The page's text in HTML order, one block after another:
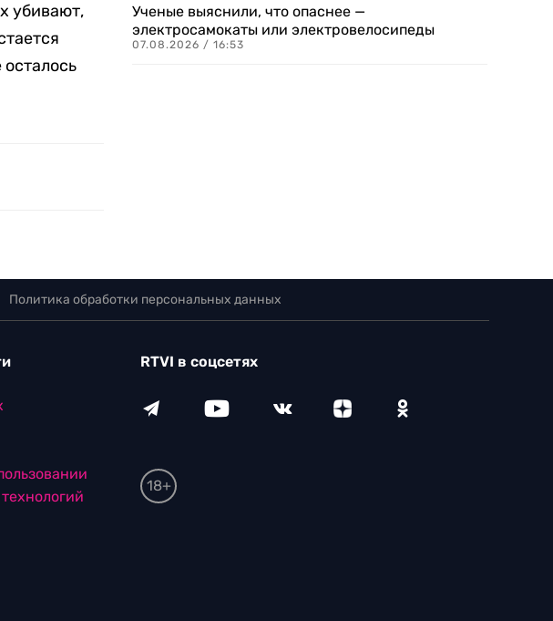
убивают,
Ученые выяснили, что опаснее —
электросамокаты или электровелосипеды
07.08.2026 / 16:53
Политика обработки персональных данных
RTVI в соцсетях
18+